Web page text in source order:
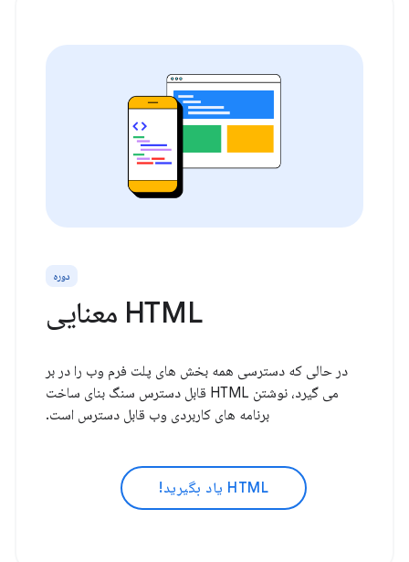
دوره
HTML معنایی
در حالی که دسترسی همه بخش های پلت فرم وب را در بر
می گیرد، نوشتن HTML قابل دسترس سنگ بنای ساخت
برنامه های کاربردی وب قابل دسترس است.
HTML یاد بگیرید!